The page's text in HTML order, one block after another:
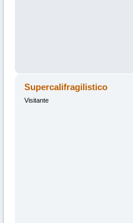
Supercalifragilistico
Visitante